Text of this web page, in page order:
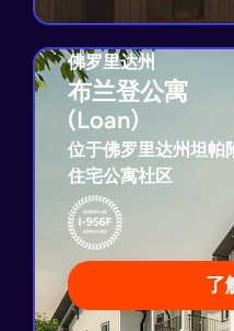
佛罗里达州
布兰登公寓
(Loan)
位于佛罗里达州坦帕
住宅公寓社区
了
佛罗里达州
布兰登公寓
(Loan)
I-956F示范项目
贷款还款担保
3年贷款期
经市场验证的多
查